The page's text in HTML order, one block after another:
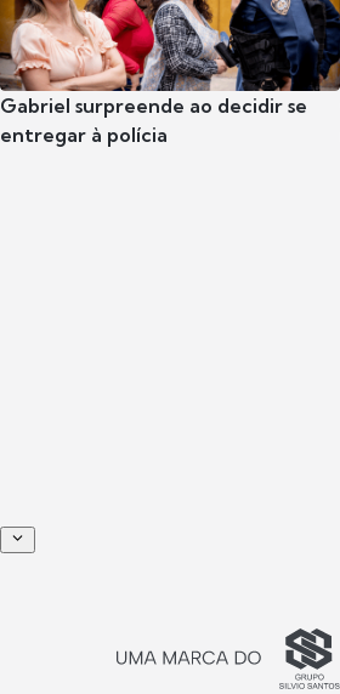
Gabriel surpreende ao decidir se
entregar à polícia